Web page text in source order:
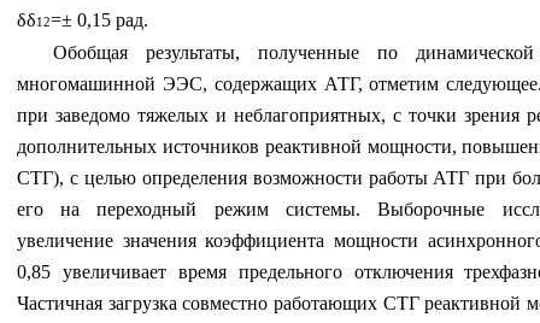
δδ12=± 0,15 рад.
Обобщая результаты, полученные по
многомашинной ЭЭС, содержащих АТГ, отметим следующее.
при заведомо тяжелых и неблагоприятных, с точки зрения
дополнительных источников реактивной мощности,
СТГ), с целью определения возможности работы АТГ при
его на переходный режим системы. Выборочные
увеличение значения коэффициента мощности
0,85 увеличивает время предельного отключения
Частичная загрузка совместно работающих СТГ